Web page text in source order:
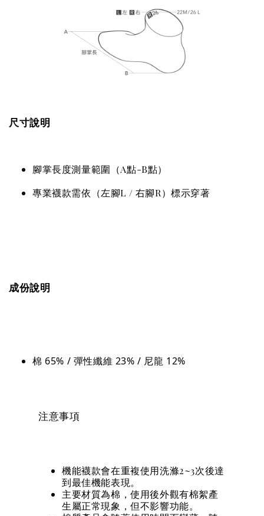
尺寸說明
腳掌長度測量範圍（A點-B點）
專業襪款需依（左腳L / 右腳R）標示穿著
成份說明
棉 65% / 彈性纖維 23% / 尼龍 12%
注意事項
機能襪款會在重複使用洗滌2~3次後達
到最佳機能表現。
主要材質為棉，使用後外觀有棉絮產
生屬正常現象，但不影響功能。